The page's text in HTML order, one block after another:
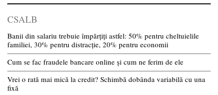
CSALB
Banii din salariu trebuie împărțiți astfel: 50% pentru cheltuielile
familiei, 30% pentru distracție, 20% pentru economii
Cum se fac fraudele bancare online și cum ne ferim de ele
Vrei o rată mai mică la credit? Schimbă dobânda variabilă cu una
fixă